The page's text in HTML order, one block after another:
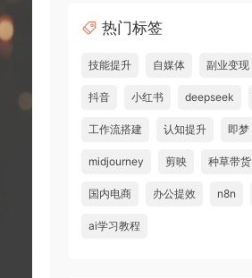
热门标签
技能提升 自媒体 副业变现
抖音 小红书 deepseek
工作流搭建 认知提升 即梦
midjourney 剪映 种草带货
国内电商 办公提效 n8n
ai学习教程